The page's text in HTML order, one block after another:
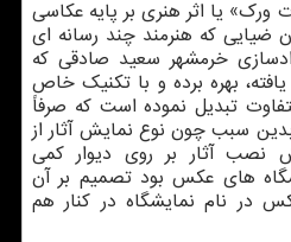
یا اثر هنری بر پایه عكاسی
كه هنرمند چند رسانه ای
خرمشهر سعید صادقی كه
بهره برده و با تكنیك خاص
تبدیل نموده است كه صرفاً
سبب چون نوع نمایش آثار از
نصب آثار بر روی دیوار كمی
های عكس بود تصمیم بر آن
در نام نمایشگاه در كنار هم